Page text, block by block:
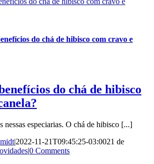
do chá de hibisco com cravo e
do chá de hibisco
nessas especiarias. O chá de hibisco [...]
|2022-11-21T09:45:25-03:0021 de
|0 Comments